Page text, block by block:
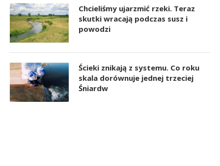
Chcieliśmy ujarzmić rzeki. Teraz
skutki wracają podczas susz i
powodzi
Ścieki znikają z systemu. Co roku
skala dorównuje jednej trzeciej
Śniardw